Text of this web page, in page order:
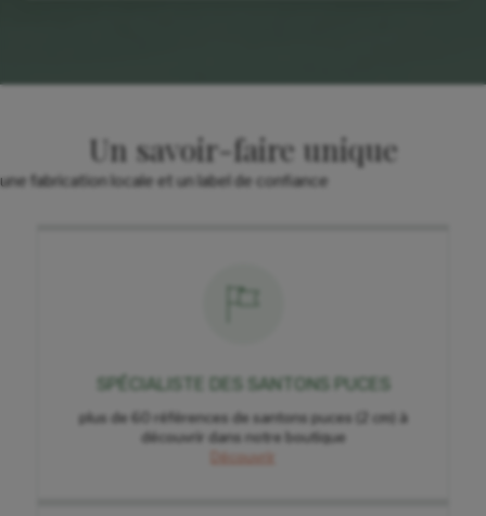
Un savoir-faire unique
une fabrication locale et un label de confiance
SPÉCIALISTE DES SANTONS PUCES
plus de 60 références de santons puces (2 cm) à
découvrir dans notre boutique
Découvrir